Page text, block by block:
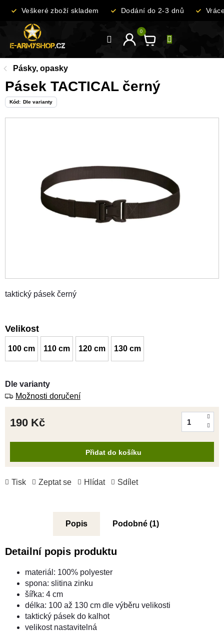
Veškeré zboží skladem Dodání do 2-3 dnů
Pásky, opasky
Pásek TACTICAL černý
Kód: Dle varianty
Velikost
100 cm 110 cm 120 cm 130 cm
taktický pásek černý
Tisk Zeptat se Hlídat Sdílet
Dle varianty
Možnosti doručení
190 KčMěrná
Přidat do košíku
Popis Podobné (1)
Detailní popis produktu
materiál: 100% polyester
spona: slitina zinku
šířka: 4 cm
délka: 100 až 130 cm dle výběru velikosti
taktický pásek do kalhot
velikost nastavitelná